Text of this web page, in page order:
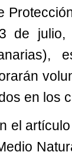
de
en los
el